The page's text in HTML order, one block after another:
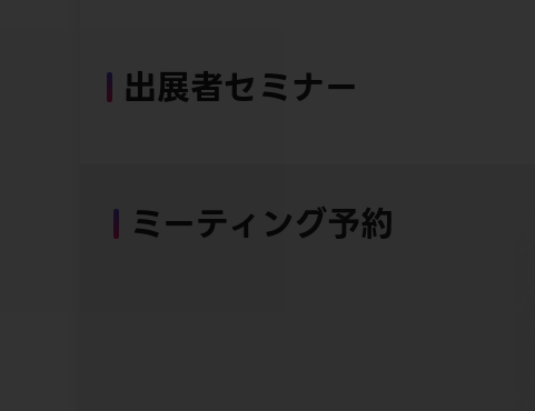
出展者セミナー
ミーティング予約